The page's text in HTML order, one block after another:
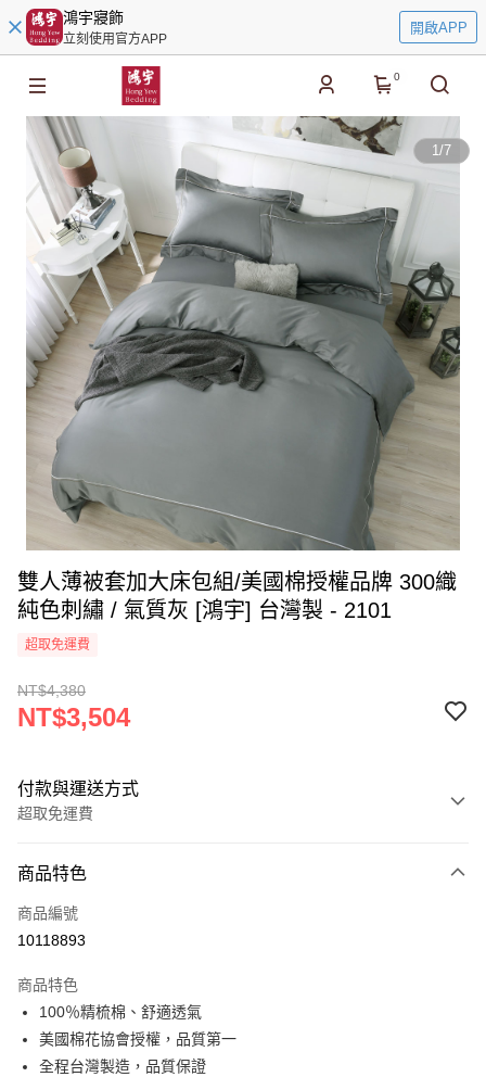
鴻宇寢飾
立刻使用官方APP
開啟APP
0
1/7
雙人薄被套加大床包組/美國棉授權品牌 300織
純色刺繡 / 氣質灰 [鴻宇] 台灣製 - 2101
超取免運費
NT$4,380
NT$3,504
付款與運送方式
超取免運費
信用卡一次付款
超商取貨付款
Apple Pay
悠遊付
商品特色
商品編號
10118893
商品特色
100％精梳棉、舒適透氣
美國棉花協會授權，品質第一
全程台灣製造，品質保證